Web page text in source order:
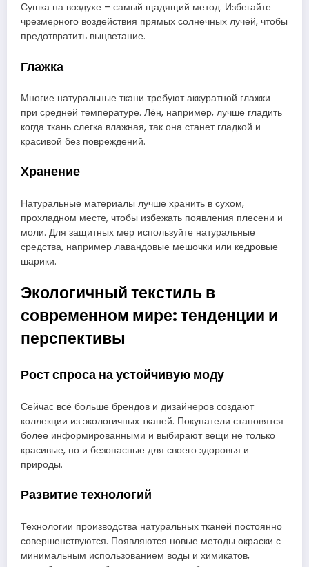
Сушка на воздухе – самый щадящий метод. Избегайте
чрезмерного воздействия прямых солнечных лучей, чтобы
предотвратить выцветание.
Глажка
Многие натуральные ткани требуют аккуратной глажки
при средней температуре. Лён, например, лучше гладить
когда ткань слегка влажная, так она станет гладкой и
красивой без повреждений.
Хранение
Натуральные материалы лучше хранить в сухом,
прохладном месте, чтобы избежать появления плесени и
моли. Для защитных мер используйте натуральные
средства, например лавандовые мешочки или кедровые
шарики.
Экологичный текстиль в
современном мире: тенденции и
перспективы
Рост спроса на устойчивую моду
Сейчас всё больше брендов и дизайнеров создают
коллекции из экологичных тканей. Покупатели становятся
более информированными и выбирают вещи не только
красивые, но и безопасные для своего здоровья и
природы.
Развитие технологий
Технологии производства натуральных тканей постоянно
совершенствуются. Появляются новые методы окраски с
минимальным использованием воды и химикатов,